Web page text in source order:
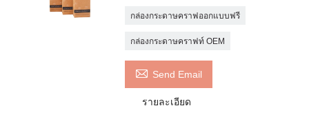
กล่องกระดาษคราฟออกแบบฟรี
กล่องกระดาษคราฟท์ OEM
 Send Email
รายละเอียด